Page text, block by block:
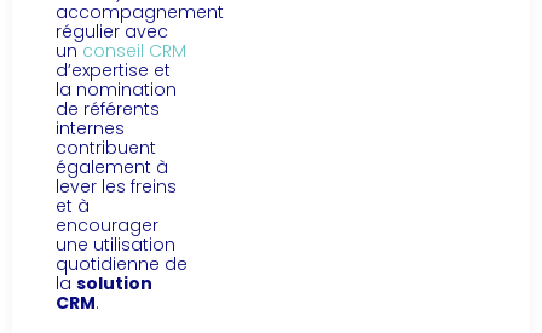
accompagnement
régulier avec
unconseil CRM
d’expertise et
la nomination
de référents
internes
contribuent
également à
lever les freins
et à
encourager
une utilisation
quotidienne de
la solution
CRM.